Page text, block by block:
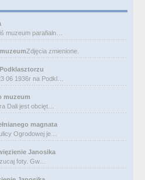
muzeum parafialn…
Zdjęcia zmienione.
06 1936r na Podkl…
muzeum
Dali jest obcięt…
magnata
Ogrodowej je…
Janosika
foty. Gw…